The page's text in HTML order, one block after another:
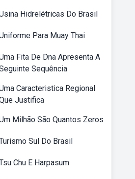
Hidrelétricas Do Brasil
Para Muay Thai
Fita De Dna Apresenta A
Sequência
Caracteristica Regional
Justifica
Milhão São Quantos Zeros
Sul Do Brasil
Chu E Harpasum